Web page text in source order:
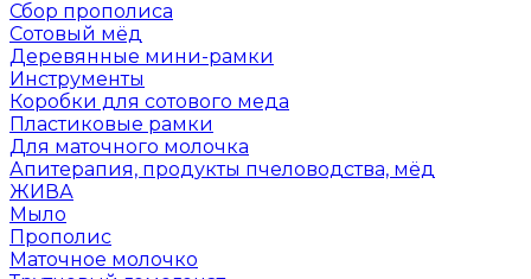
Сбор прополиса
Сотовый мёд
Деревянные мини-рамки
Инструменты
Коробки для сотового меда
Пластиковые рамки
Для маточного молочка
Апитерапия, продукты пчеловодства, мёд
ЖИВА
Мыло
Прополис
Маточное молочко